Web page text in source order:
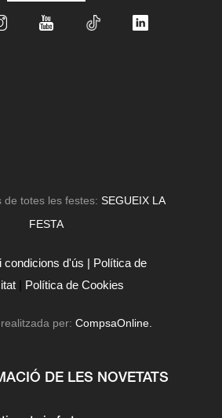
de totes les festes: SEGUEIX LA
FESTA
condicions d'ús | Política de
| Política de Cookies
per:CompsaOnline.
DE LES NOVETATS